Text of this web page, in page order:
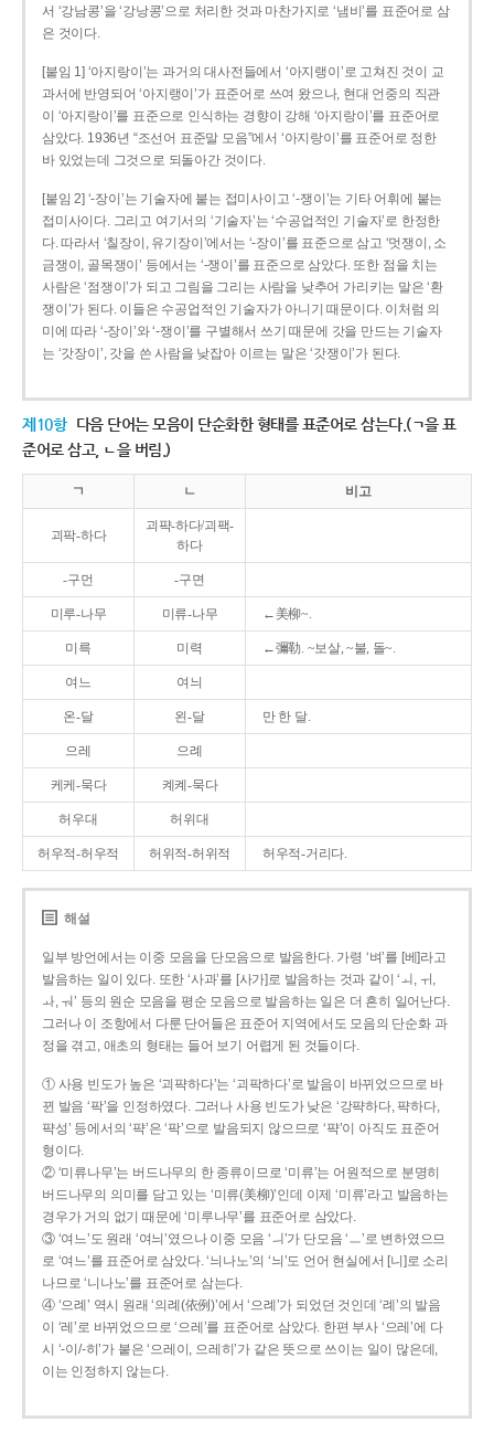
서 ‘강남콩’을 ‘강낭콩’으로 처리한 것과 마찬가지로 ‘냄비’를 표준어로 삼
은 것이다.
[붙임 1] ‘아지랑이’는 과거의 대사전들에서 ‘아지랭이’로 고쳐진 것이 교
과서에 반영되어 ‘아지랭이’가 표준어로 쓰여 왔으나, 현대 언중의 직관
이 ‘아지랑이’를 표준으로 인식하는 경향이 강해 ‘아지랑이’를 표준어로
삼았다. 1936년 “조선어 표준말 모음”에서 ‘아지랑이’를 표준어로 정한
바 있었는데 그것으로 되돌아간 것이다.
[붙임 2] ‘-장이’는 기술자에 붙는 접미사이고 ‘-쟁이’는 기타 어휘에 붙는
접미사이다. 그리고 여기서의 ‘기술자’는 ‘수공업적인 기술자’로 한정한
다. 따라서 ‘칠장이, 유기장이’에서는 ‘-장이’를 표준으로 삼고 ‘멋쟁이, 소
금쟁이, 골목쟁이’ 등에서는 ‘-쟁이’를 표준으로 삼았다. 또한 점을 치는
사람은 ‘점쟁이’가 되고 그림을 그리는 사람을 낮추어 가리키는 말은 ‘환
쟁이’가 된다. 이들은 수공업적인 기술자가 아니기 때문이다. 이처럼 의
미에 따라 ‘-장이’와 ‘-쟁이’를 구별해서 쓰기 때문에 갓을 만드는 기술자
는 ‘갓장이’, 갓을 쓴 사람을 낮잡아 이르는 말은 ‘갓쟁이’가 된다.
제10항 다음 단어는 모음이 단순화한 형태를 표준어로 삼는다.(ㄱ을 표
준어로 삼고, ㄴ을 버림.)
ㄱ ㄴ 비고
괴팍-하다
괴퍅-하다/괴팩-
하다
-구먼 -구면
미루-나무 미류-나무 ←美柳~.
미륵 미력 ←彌勒. ~보살, ~불, 돌~.
여느 여늬
온-달 왼-달 만 한 달.
으레 으례
케케-묵다 켸켸-묵다
허우대 허위대
허우적-허우적 허위적-허위적 허우적-거리다.
해설
일부 방언에서는 이중 모음을 단모음으로 발음한다. 가령 ‘벼’를 [베]라고
발음하는 일이 있다. 또한 ‘사과’를 [사가]로 발음하는 것과 같이 ‘ㅚ, ㅟ,
ㅘ, ㅝ’ 등의 원순 모음을 평순 모음으로 발음하는 일은 더 흔히 일어난다.
그러나 이 조항에서 다룬 단어들은 표준어 지역에서도 모음의 단순화 과
정을 겪고, 애초의 형태는 들어 보기 어렵게 된 것들이다.
① 사용 빈도가 높은 ‘괴퍅하다’는 ‘괴팍하다’로 발음이 바뀌었으므로 바
뀐 발음 ‘팍’을 인정하였다. 그러나 사용 빈도가 낮은 ‘강퍅하다, 퍅하다,
퍅성’ 등에서의 ‘퍅’은 ‘팍’으로 발음되지 않으므로 ‘퍅’이 아직도 표준어
형이다.
② ‘미류나무’는 버드나무의 한 종류이므로 ‘미류’는 어원적으로 분명히
버드나무의 의미를 담고 있는 ‘미류(美柳)’인데 이제 ‘미류’라고 발음하는
경우가 거의 없기 때문에 ‘미루나무’를 표준어로 삼았다.
③ ‘여느’도 원래 ‘여늬’였으나 이중 모음 ‘ㅢ’가 단모음 ‘ㅡ’로 변하였으므
로 ‘여느’를 표준어로 삼았다. ‘늬나노’의 ‘늬’도 언어 현실에서 [니]로 소리
나므로 ‘니나노’를 표준어로 삼는다.
④ ‘으례’ 역시 원래 ‘의례(依例)’에서 ‘으례’가 되었던 것인데 ‘례’의 발음
이 ‘레’로 바뀌었으므로 ‘으레’를 표준어로 삼았다. 한편 부사 ‘으레’에 다
시 ‘-이/-히’가 붙은 ‘으레이, 으레히’가 같은 뜻으로 쓰이는 일이 많은데,
이는 인정하지 않는다.